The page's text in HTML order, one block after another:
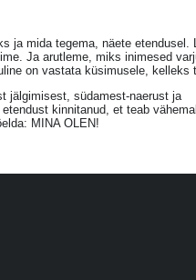
ja mida tegema, näete etendusel.
Ja arutleme, miks inimesed
on vastata küsimusele, kelleks
jälgimisest, südamest-naerust ja
kinnitanud, et teab
MINA OLEN!